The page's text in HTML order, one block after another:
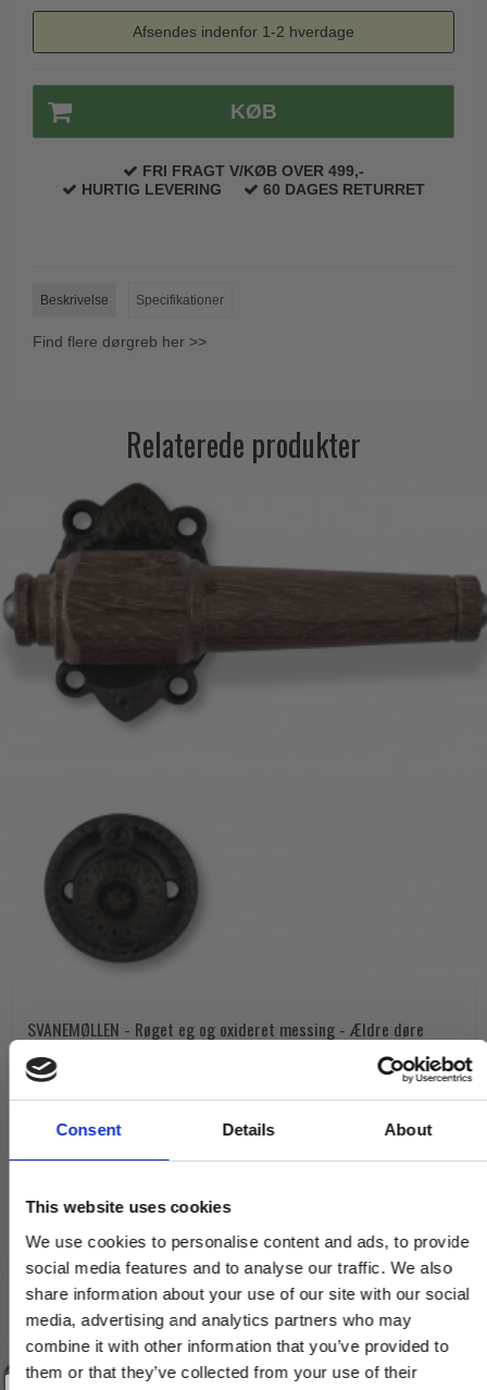
Consent Details About
This website uses cookies
We use cookies to personalise content and ads, to provide
social media features and to analyse our traffic. We also
share information about your use of our site with our social
media, advertising and analytics partners who may
combine it with other information that you’ve provided to
them or that they’ve collected from your use of their
Afsendes indenfor 1-2 hverdage
KØB
FRI FRAGT V/KØB OVER 499,-
HURTIG LEVERING
60 DAGES RETURRET
Beskrivelse Specifikationer
Find flere dørgreb her >>
Relaterede produkter
SVANEMØLLEN - Røget eg og oxideret messing - Ældre døre
625,00 DKK
VIS PRODUKT
Vind et gavekort